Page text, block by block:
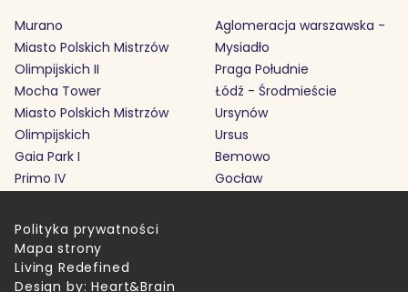
Murano
Miasto Polskich Mistrzów
Olimpijskich II
Mocha Tower
Miasto Polskich Mistrzów
Olimpijskich
Gaia Park I
Primo IV
Aglomeracja warszawska -
Mysiadło
Praga Południe
Łódź - Środmieście
Ursynów
Ursus
Bemowo
Gocław
Polityka prywatności
Mapa strony
Living Redefined
Design by: Heart&Brain